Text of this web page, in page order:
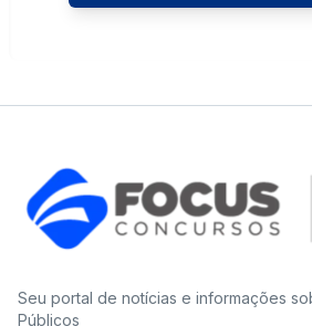
Seu portal de notícias e informações
Públicos